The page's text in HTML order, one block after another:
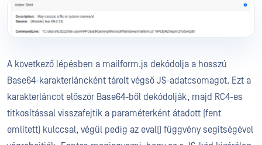
A következő lépésben a mailform.js dekódolja a hosszú
Base64-karakterláncként tárolt végső JS-adatcsomagot. Ezt a
karakterláncot először Base64-ből dekódolják, majd RC4-es
titkosítással visszafejtik a paraméterként átadott (fent
említett) kulccsal, végül pedig az eval() függvény segítségével